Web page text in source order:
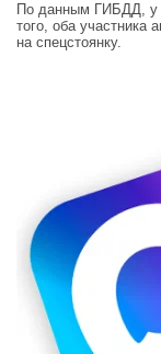
По данным ГИБДД, у
того, оба
на спецстоянку.